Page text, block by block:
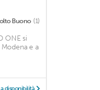
Buono (1)
ONE si
e a